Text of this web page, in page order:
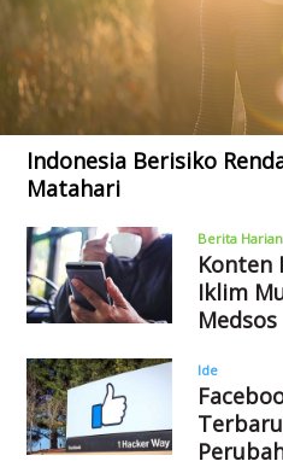
Indonesia Berisiko
Matahari
Berita Harian
Konten
Iklim
Medsos
Ide